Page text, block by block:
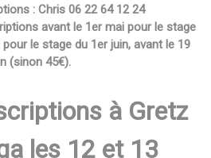
: Chris 06 22 64 12 24
avant le 1er mai pour le stage
le stage du 1er juin, avant le 19
(sinon 45€).
à Gretz
les 12 et 13